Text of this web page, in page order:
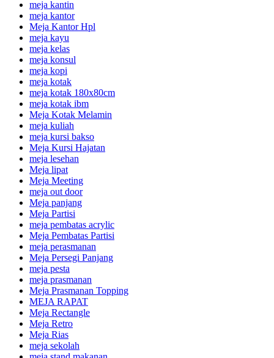
meja kantin
meja kantor
Meja Kantor Hpl
meja kayu
meja kelas
meja konsul
meja kopi
meja kotak
meja kotak 180x80cm
meja kotak ibm
Meja Kotak Melamin
meja kuliah
meja kursi bakso
Meja Kursi Hajatan
meja lesehan
Meja lipat
Meja Meeting
meja out door
Meja panjang
Meja Partisi
meja pembatas acrylic
Meja Pembatas Partisi
meja perasmanan
Meja Persegi Panjang
meja pesta
meja prasmanan
Meja Prasmanan Topping
MEJA RAPAT
Meja Rectangle
Meja Retro
Meja Rias
meja sekolah